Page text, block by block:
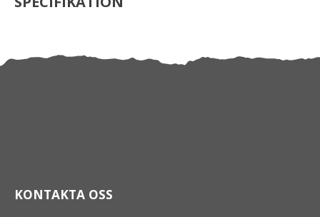
KONTAKTA OSS